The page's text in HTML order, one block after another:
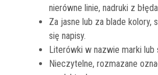
nierówne linie, nadruki z
Za jasne lub za blade kolory,
się napisy.
Literówki w nazwie marki lub
Nieczytelne, rozmazane